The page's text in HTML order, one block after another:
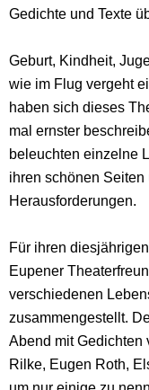
Gedichte und Texte
Geburt, Kindheit,
wie im Flug vergeht
haben sich dieses
mal ernster
beleuchten einzelne
ihren schönen
Herausforderungen.
Für ihren
Eupener
verschiedenen
zusammengestellt.
Abend mit Gedichten
Rilke, Eugen Roth,